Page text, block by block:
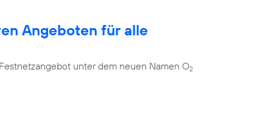
Angeboten für alle
unter dem neuen Namen O2